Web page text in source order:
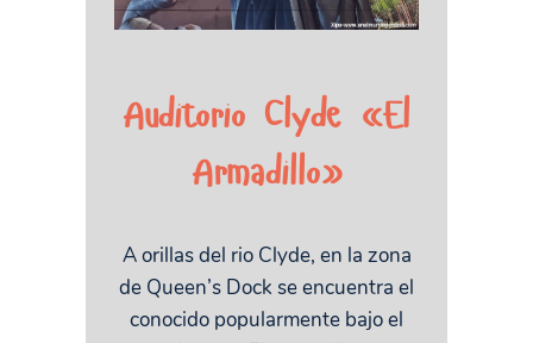
Auditorio Clyde «El
Armadillo»
A orillas del rio Clyde, en la zona
de Queen’s Dock se encuentra el
conocido popularmente bajo el